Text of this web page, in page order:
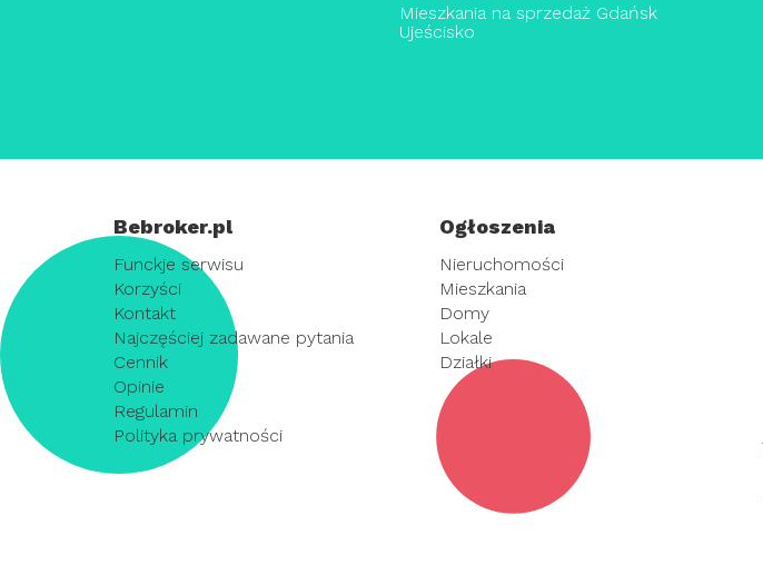
Mieszkania na sprzedaż Gdańsk
Ujeścisko
Bebroker.pl
Funckje serwisu
Korzyści
Kontakt
Najczęściej zadawane pytania
Cennik
Opinie
Regulamin
Polityka prywatności
Ogłoszenia
Nieruchomości
Mieszkania
Domy
Lokale
Działki